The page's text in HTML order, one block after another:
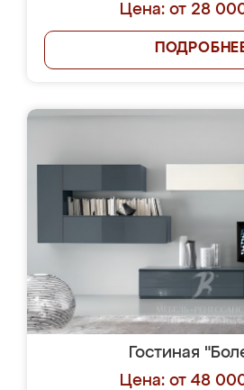
Цена: от 28
Гостиная
Цена: от 48